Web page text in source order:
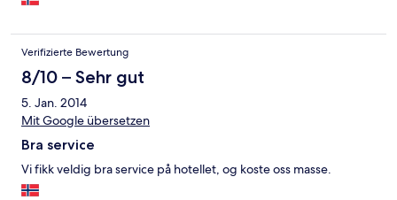
Verifizierte Bewertung
8/10 – Sehr gut
5. Jan. 2014
Mit Google übersetzen
Bra service
Vi fikk veldig bra service på hotellet, og koste oss masse.